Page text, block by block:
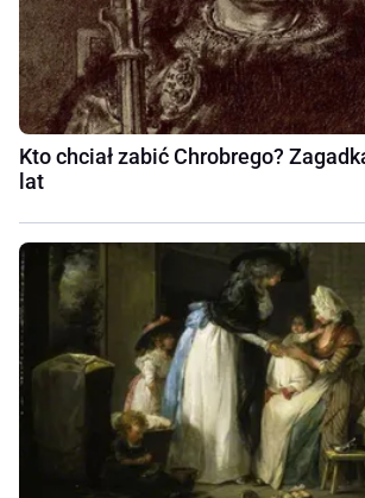
Kto chciał zabić Chrobrego?
lat